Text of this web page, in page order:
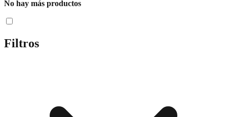
No hay más productos
Filtros